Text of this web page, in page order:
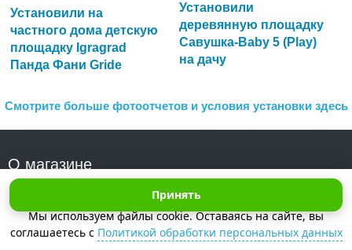
Установили на
частного дома детскую
площадку Igragrad
Панда Фани Gride
Установили
деревянную площадку
Савушка-Baby 5 (Play)
на дачу
Смотрите больше фотоотчетов и условия установки здесь
О магазине
ВсеГородки.ру
комплексы для дачи с доставкой и установкой в Москве и
МО
Мы используем файлы cookie. Оставаясь на сайте, вы
соглашаетесь с Политикой обработки персональных данных
Принять